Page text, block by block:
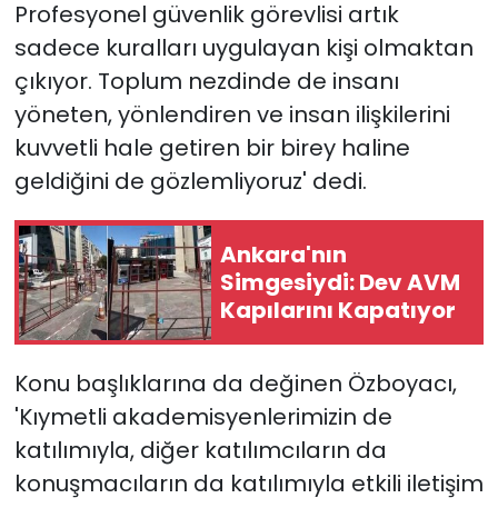
Profesyonel güvenlik görevlisi artık
sadece kuralları uygulayan kişi olmaktan
çıkıyor. Toplum nezdinde de insanı
yöneten, yönlendiren ve insan ilişkilerini
kuvvetli hale getiren bir birey haline
geldiğini de gözlemliyoruz' dedi.
Ankara'nın
Simgesiydi: Dev AVM
Kapılarını Kapatıyor
Konu başlıklarına da değinen Özboyacı,
'Kıymetli akademisyenlerimizin de
katılımıyla, diğer katılımcıların da
konuşmacıların da katılımıyla etkili iletişim